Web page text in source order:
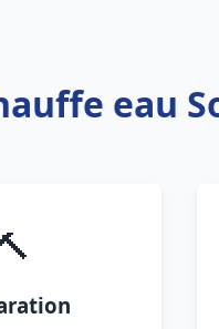
eau